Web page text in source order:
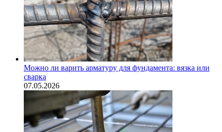
Можно ли варить арматуру для фундамента: вязка или
сварка
07.05.2026